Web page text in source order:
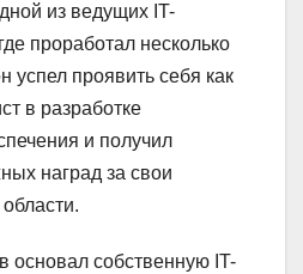
из ведущих IT-
проработал несколько
успел проявить себя как
в разработке
и получил
наград за свои
основал собственную IT-